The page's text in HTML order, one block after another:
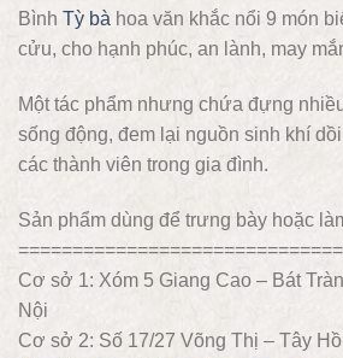
Bình Tỳ bà hoa văn khắc nổi 9 món
cửu, cho hạnh phúc, an lành, may
Một tác phẩm nhưng chứa đựng
sống động, đem lại nguồn sinh khí
các thành viên trong gia đình.
Sản phẩm dùng để trưng bày hoặc
Cơ sở 1: Xóm 5 Giang Cao – Bát
Nội
Cơ sở 2: Số 17/27 Võng Thị – Tây